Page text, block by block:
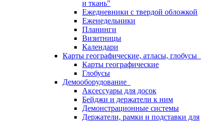
и ткань"
Ежедневники с твердой обложкой
Еженедельники
Планинги
Визитницы
Календари
Карты географические, атласы, глобусы
Карты географические
Глобусы
Демооборудование
Аксессуары для досок
Бейджи и держатели к ним
Демонстрационные системы
Держатели, рамки и подставки для